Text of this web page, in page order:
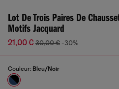
Lot De Trois Paires De
Motifs Jacquard
21,00 € 30,00 € -30%
Couleur: Bleu/Noir